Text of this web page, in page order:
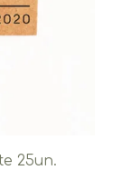
25un.